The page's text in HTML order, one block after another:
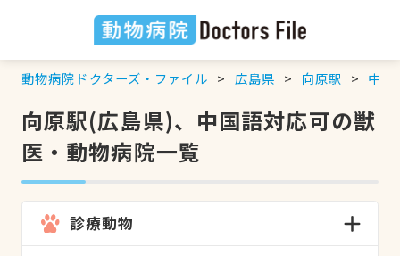
動物病院ドクターズ・ファイル 広島県 向原駅 中国
向原駅(広島県)、中国語対応可の獣
医・動物病院一覧
診療動物